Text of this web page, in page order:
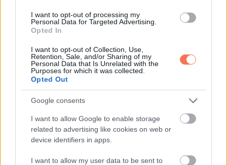
I want to opt-out of processing my
Personal Data for Targeted Advertising.
Opted In
I want to opt-out of Collection, Use,
Retention, Sale, and/or Sharing of my
Personal Data that Is Unrelated with the
Purposes for which it was collected.
Opted Out
Google consents
I want to allow Google to enable storage
related to advertising like cookies on web or
device identifiers in apps.
I want to allow my user data to be sent to
Ahogy valós szerelmük kibontakozott, Gosling és McAdams
Hollywood egyik legkedveltebb párja lett, akikkel a rajongók
gyakran hasonlítják őket a Szerelmünk lapjai párjához.
Gosling szerint azonban ez valójában rossz szolgálat volt
szerelmüknek. Ahogy a GQ-nak mondta: „Isten áldja a
Szerelmünk lapjait. Életem egyik nagy szerelmével
ismertetett meg. De az emberek rossz szolgálatot tesznek
Rachelnek és nekem, ha azt feltételezik, hogy olyanok